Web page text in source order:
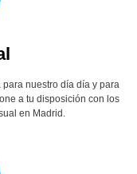
nuestro día día y para
a tu disposición con los
en Madrid.